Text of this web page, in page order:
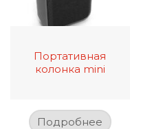
Портативная
колонка mini
Подробнее